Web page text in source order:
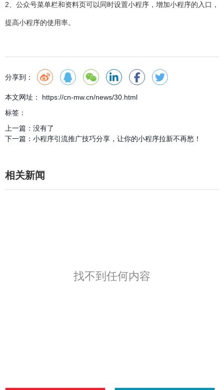
2、公众号菜单栏和资料页可以同时设置小程序，增加小程序的入口，
提高小程序的使用率。
分享到：
本文网址： https://cn-mw.cn/news/30.html
标签：
上一篇： 没有了
下一篇： 小程序引流推广技巧分享，让你的小程序拉新不再愁！
相关新闻
找不到任何内容